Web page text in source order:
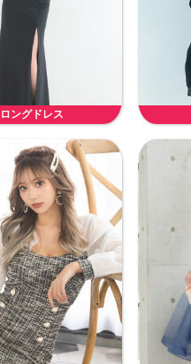
ロングドレス